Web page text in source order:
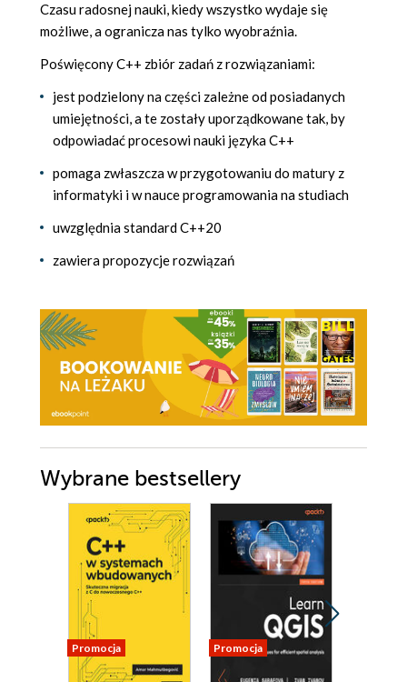
Czasu radosnej nauki, kiedy wszystko wydaje się
możliwe, a ogranicza nas tylko wyobraźnia.
Poświęcony C++ zbiór zadań z rozwiązaniami:
jest podzielony na części zależne od posiadanych
umiejętności, a te zostały uporządkowane tak, by
odpowiadać procesowi nauki języka C++
pomaga zwłaszcza w przygotowaniu do matury z
informatyki i w nauce programowania na studiach
uwzględnia standard C++20
zawiera propozycje rozwiązań
Wybrane bestsellery
Promocja Promocja